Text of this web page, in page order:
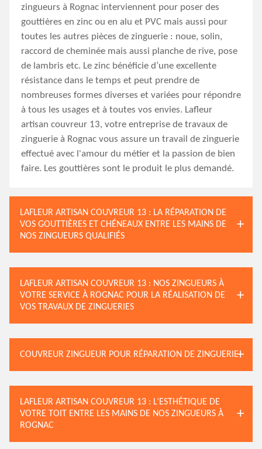
zingueurs à Rognac interviennent pour poser des
gouttières en zinc ou en alu et PVC mais aussi pour
toutes les autres pièces de zinguerie : noue, solin,
raccord de cheminée mais aussi planche de rive, pose
de lambris etc. Le zinc bénéficie d’une excellente
résistance dans le temps et peut prendre de
nombreuses formes diverses et variées pour répondre
à tous les usages et à toutes vos envies. Lafleur
artisan couvreur 13, votre entreprise de travaux de
zinguerie à Rognac vous assure un travail de zinguerie
effectué avec l'amour du métier et la passion de bien
faire. Les gouttières sont le produit le plus demandé.
LAFLEUR ARTISAN COUVREUR 13 : LA RÉPARATION DE
VOS GOUTTIÈRES ET CHÉNEAUX ENTRE LES MAINS DE
NOS ZINGUEURS QUALIFIÉS
LAFLEUR ARTISAN COUVREUR 13 : NOS ZINGUEURS À
VOTRE SERVICE À ROGNAC POUR LA RÉALISATION DE
VOS TRAVAUX DE ZINGUERIES
COUVREUR ZINGUEUR POUR RÉPARATION DE ZINGUERIE
LAFLEUR ARTISAN COUVREUR 13 : L’ESTHÉTIQUE DE
VOTRE TOIT ENTRE LES MAINS DE NOS ZINGUEURS À
ROGNAC